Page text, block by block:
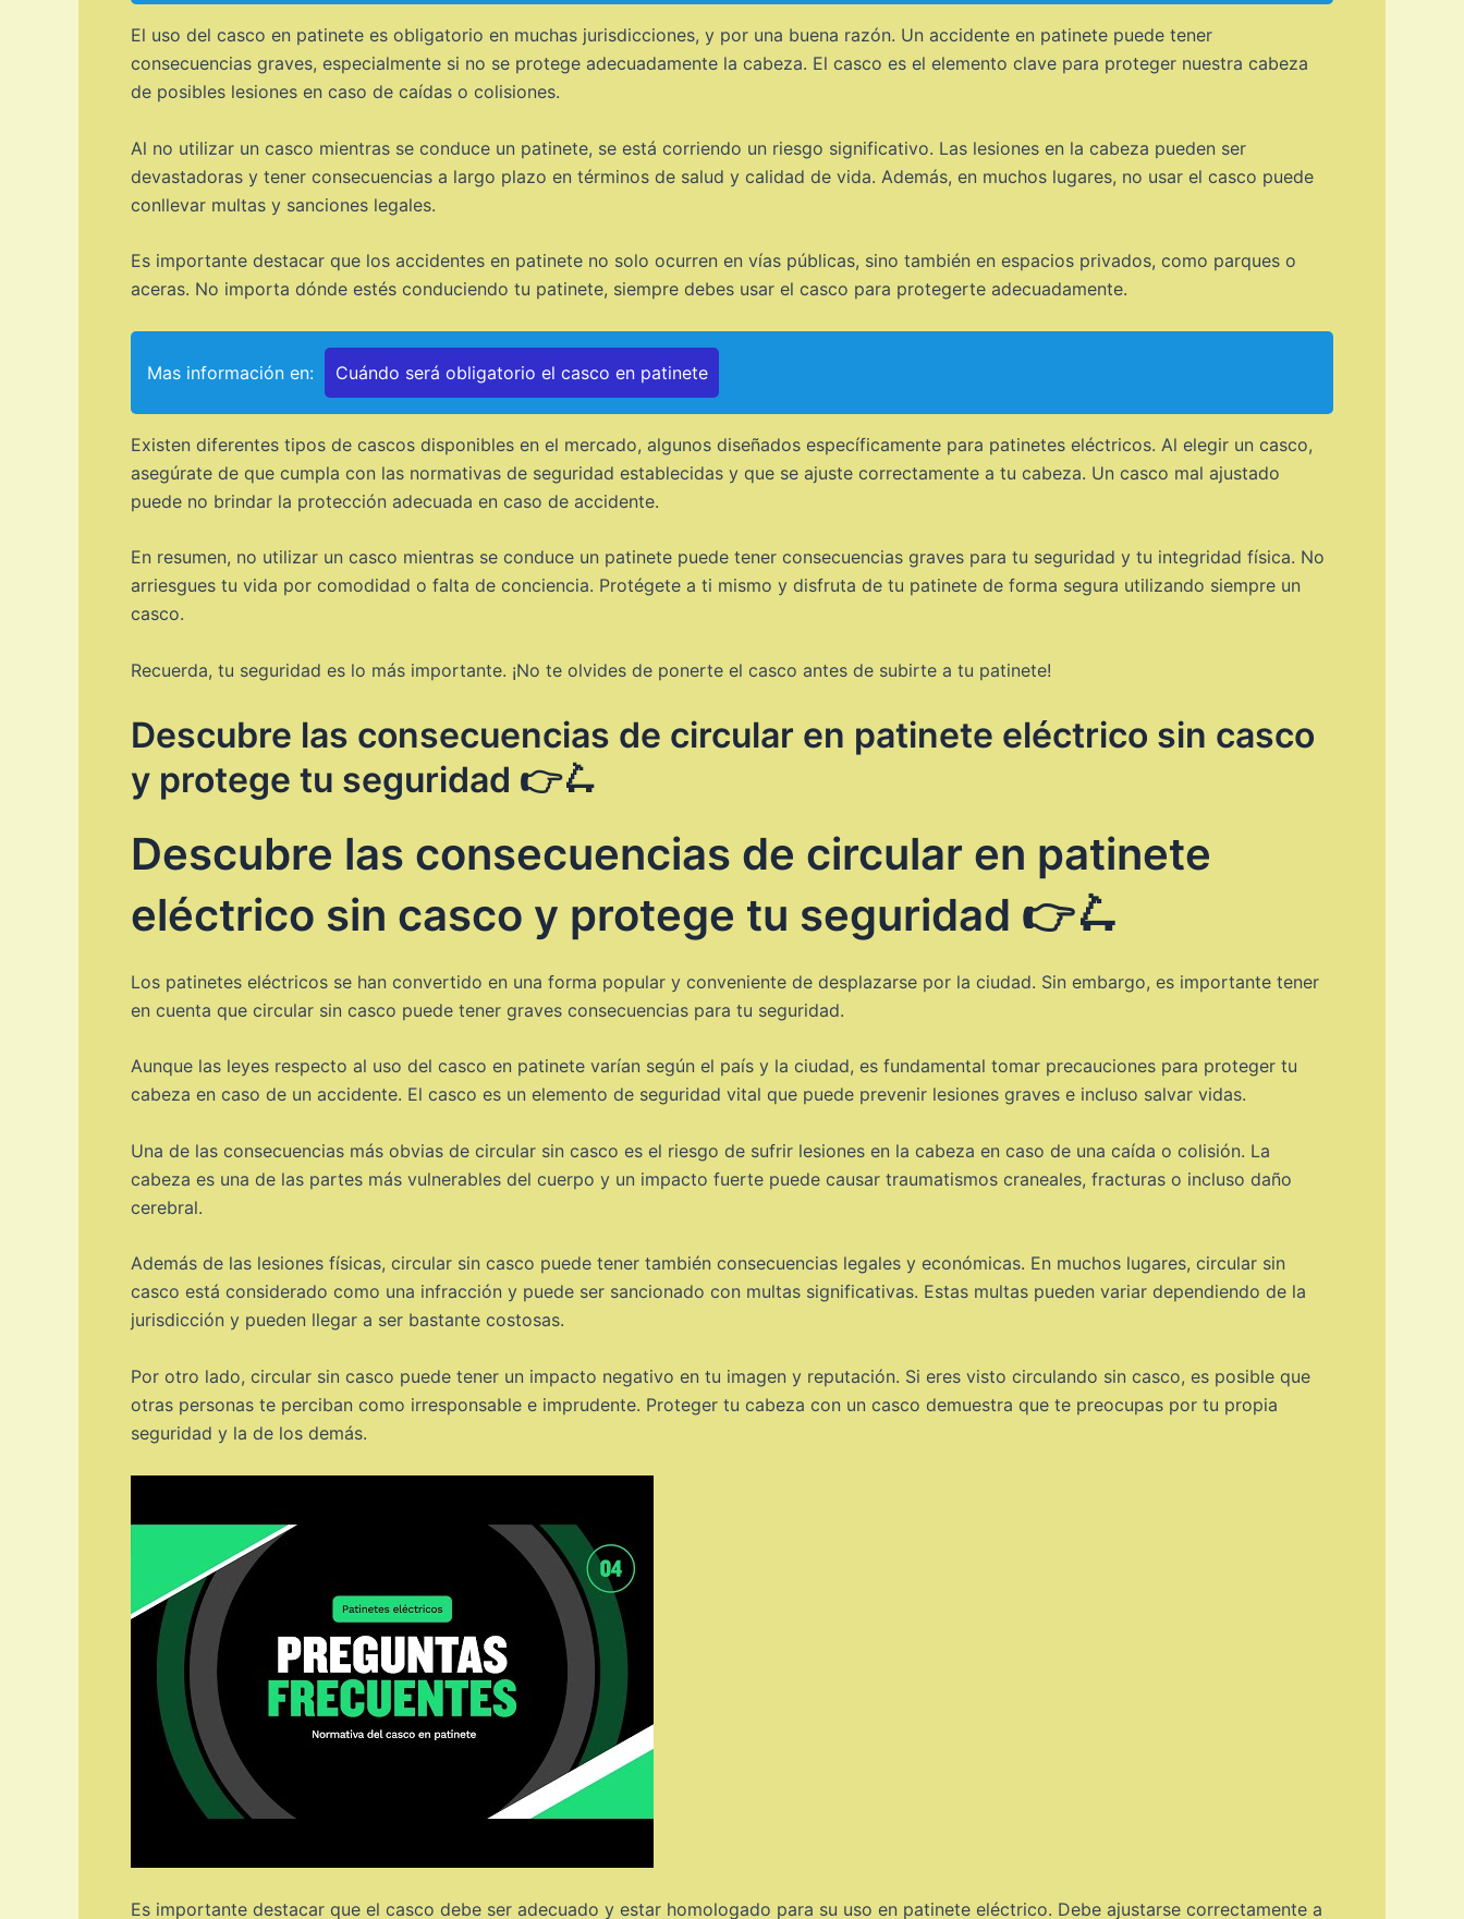
El uso del casco en patinete es obligatorio en muchas jurisdicciones, y por una buena razón. Un accidente en patinete puede tener
consecuencias graves, especialmente si no se protege adecuadamente la cabeza. El casco es el elemento clave para proteger nuestra cabeza
de posibles lesiones en caso de caídas o colisiones.
Al no utilizar un casco mientras se conduce un patinete, se está corriendo un riesgo significativo. Las lesiones en la cabeza pueden ser
devastadoras y tener consecuencias a largo plazo en términos de salud y calidad de vida. Además, en muchos lugares, no usar el casco puede
conllevar multas y sanciones legales.
Es importante destacar que los accidentes en patinete no solo ocurren en vías públicas, sino también en espacios privados, como parques o
aceras. No importa dónde estés conduciendo tu patinete, siempre debes usar el casco para protegerte adecuadamente.
Mas información en: Cuándo será obligatorio el casco en patinete
Existen diferentes tipos de cascos disponibles en el mercado, algunos diseñados específicamente para patinetes eléctricos. Al elegir un casco,
asegúrate de que cumpla con las normativas de seguridad establecidas y que se ajuste correctamente a tu cabeza. Un casco mal ajustado
puede no brindar la protección adecuada en caso de accidente.
En resumen, no utilizar un casco mientras se conduce un patinete puede tener consecuencias graves para tu seguridad y tu integridad física. No
arriesgues tu vida por comodidad o falta de conciencia. Protégete a ti mismo y disfruta de tu patinete de forma segura utilizando siempre un
casco.
Recuerda, tu seguridad es lo más importante. ¡No te olvides de ponerte el casco antes de subirte a tu patinete!
Descubre las consecuencias de circular en patinete eléctrico sin casco
y protege tu seguridad 👉🛴
Descubre las consecuencias de circular en patinete
eléctrico sin casco y protege tu seguridad 👉🛴
Los patinetes eléctricos se han convertido en una forma popular y conveniente de desplazarse por la ciudad. Sin embargo, es importante tener
en cuenta que circular sin casco puede tener graves consecuencias para tu seguridad.
Aunque las leyes respecto al uso del casco en patinete varían según el país y la ciudad, es fundamental tomar precauciones para proteger tu
cabeza en caso de un accidente. El casco es un elemento de seguridad vital que puede prevenir lesiones graves e incluso salvar vidas.
Una de las consecuencias más obvias de circular sin casco es el riesgo de sufrir lesiones en la cabeza en caso de una caída o colisión. La
cabeza es una de las partes más vulnerables del cuerpo y un impacto fuerte puede causar traumatismos craneales, fracturas o incluso daño
cerebral.
Además de las lesiones físicas, circular sin casco puede tener también consecuencias legales y económicas. En muchos lugares, circular sin
casco está considerado como una infracción y puede ser sancionado con multas significativas. Estas multas pueden variar dependiendo de la
jurisdicción y pueden llegar a ser bastante costosas.
Por otro lado, circular sin casco puede tener un impacto negativo en tu imagen y reputación. Si eres visto circulando sin casco, es posible que
otras personas te perciban como irresponsable e imprudente. Proteger tu cabeza con un casco demuestra que te preocupas por tu propia
seguridad y la de los demás.
Es importante destacar que el casco debe ser adecuado y estar homologado para su uso en patinete eléctrico. Debe ajustarse correctamente a